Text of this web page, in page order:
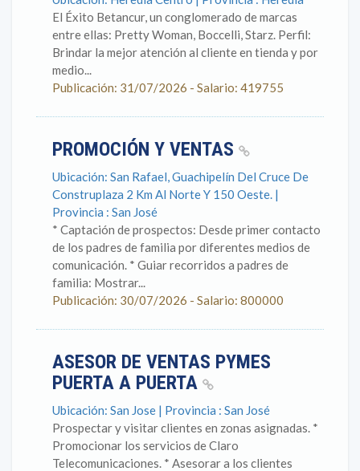
El Éxito Betancur, un conglomerado de marcas
entre ellas: Pretty Woman, Boccelli, Starz. Perfil:
Brindar la mejor atención al cliente en tienda y por
medio...
Publicación: 31/07/2026 - Salario: 419755
PROMOCIÓN Y VENTAS
Ubicación: San Rafael, Guachipelín Del Cruce De
Construplaza 2 Km Al Norte Y 150 Oeste. |
Provincia : San José
* Captación de prospectos: Desde primer contacto
de los padres de familia por diferentes medios de
comunicación. * Guiar recorridos a padres de
familia: Mostrar...
Publicación: 30/07/2026 - Salario: 800000
ASESOR DE VENTAS PYMES
PUERTA A PUERTA
Ubicación: San Jose | Provincia : San José
Prospectar y visitar clientes en zonas asignadas. *
Promocionar los servicios de Claro
Telecomunicaciones. * Asesorar a los clientes